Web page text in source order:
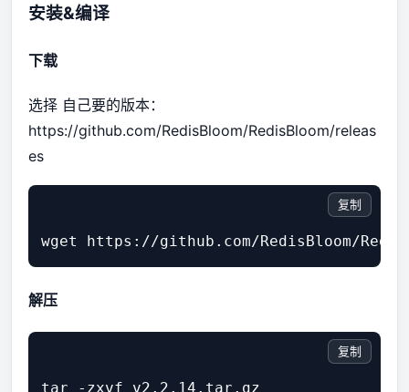
安装&编译
下载
选择 自己要的版本：
https://github.com/RedisBloom/RedisBloom/releas
es
复制
解压
复制